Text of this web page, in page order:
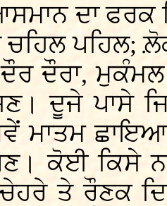
ਦਾ ਫਰਕ
ਚਹਿਲ ਪਹਿਲ;
ਦੌਰ ਦੌਰਾ,
ਦੂਜੇ ਪਾਸੇ
ਮਾਤਮ
ਕੋਈ ਕਿਸੇ
ਤੇ ਰੌਣਕ